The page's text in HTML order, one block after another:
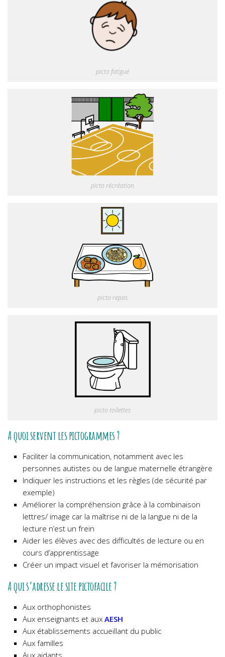
picto fatigué
picto récréation
picto repas
picto toilettes
A quoi servent les pictogrammes ?
Faciliter la communication, notamment avec les
personnes autistes ou de langue maternelle étrangère
Indiquer les instructions et les règles (de sécurité par
exemple)
Améliorer la compréhension grâce à la combinaison
lettres/ image car la maîtrise ni de la langue ni de la
lecture n’est un frein
Aider les élèves avec des difficultés de lecture ou en
cours d’apprentissage
Créer un impact visuel et favoriser la mémorisation
A qui s’adresse le site pictofacile ?
Aux orthophonistes
Aux enseignants et aux AESH
Aux établissements accueillant du public
Aux familles